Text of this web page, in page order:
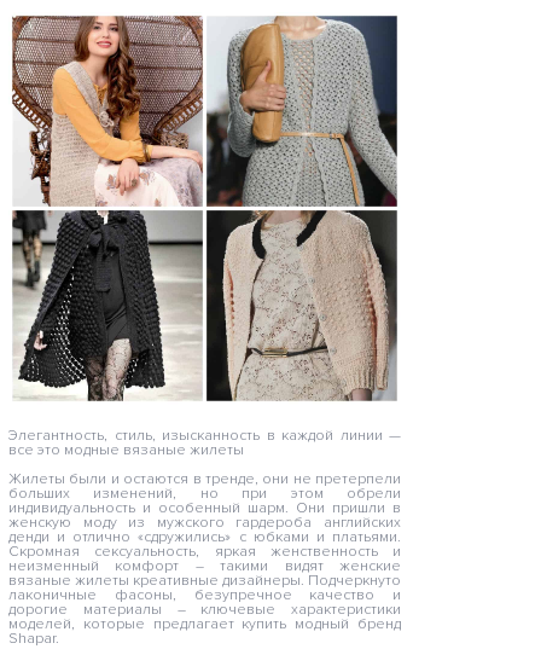
Элегантность, стиль, изысканность в каждой линии —
все это модные вязаные жилеты
Жилеты были и остаются в тренде, они не претерпели
больших изменений, но при этом обрели
индивидуальность и особенный шарм. Они пришли в
женскую моду из мужского гардероба английских
денди и отлично «сдружились» с юбками и платьями.
Скромная сексуальность, яркая женственность и
неизменный комфорт – такими видят женские
вязаные жилеты креативные дизайнеры. Подчеркнуто
лаконичные фасоны, безупречное качество и
дорогие материалы – ключевые характеристики
моделей, которые предлагает купить модный бренд
Shapar.